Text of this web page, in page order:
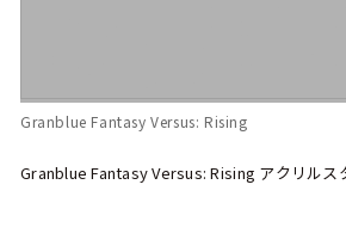
Granblue Fantasy Versus: Rising
Granblue Fantasy Versus: Rising アクリルス